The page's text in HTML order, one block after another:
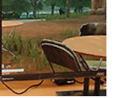
배그..